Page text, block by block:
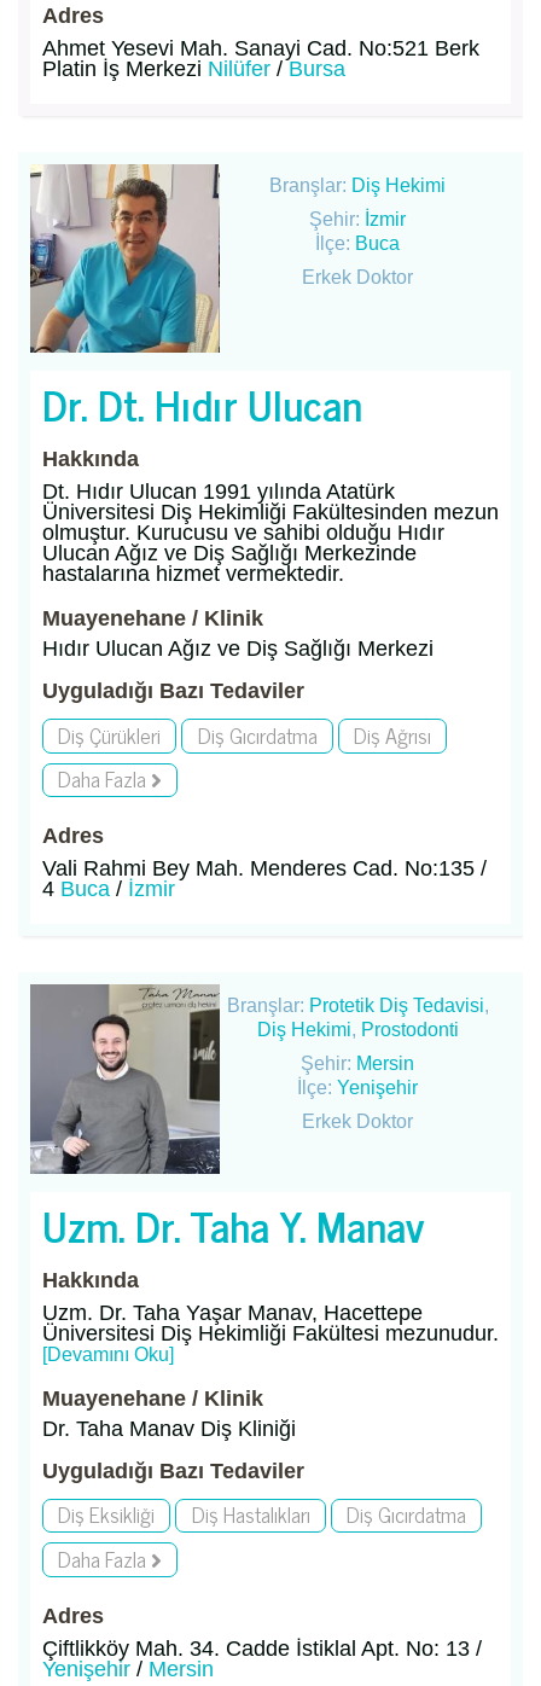
Adres
Ahmet Yesevi Mah. Sanayi Cad. No:521 Berk
Platin İş Merkezi Nilüfer /Bursa
Branşlar: Diş Hekimi
Şehir: İzmir
İlçe: Buca
Erkek Doktor
Dr. Dt. Hıdır Ulucan
Hakkında
Dt. Hıdır Ulucan 1991 yılında Atatürk
Üniversitesi Diş Hekimliği Fakültesinden mezun
olmuştur. Kurucusu ve sahibi olduğu Hıdır
Ulucan Ağız ve Diş Sağlığı Merkezinde
hastalarına hizmet vermektedir.
Muayenehane / Klinik
Hıdır Ulucan Ağız ve Diş Sağlığı Merkezi
Uyguladığı Bazı Tedaviler
Diş Çürükleri Diş Gıcırdatma
Diş Ağrısı
Daha Fazla
Adres
Vali Rahmi Bey Mah. Menderes Cad. No:135 /
4 Buca / İzmir
Branşlar: Protetik Diş Tedavisi,
Diş Hekimi, Prostodonti
Şehir: Mersin
İlçe:Yenişehir
Erkek Doktor
Uzm. Dr. Taha Y. Manav
Hakkında
Uzm. Dr. Taha Yaşar Manav, Hacettepe
Üniversitesi Diş Hekimliği Fakültesi mezunudur.
[Devamını Oku]
Muayenehane / Klinik
Dr. Taha Manav Diş Kliniği
Uyguladığı Bazı Tedaviler
Diş Eksikliği Diş Hastalıkları
Diş Gıcırdatma
Daha Fazla
Adres
Çiftlikköy Mah. 34. Cadde İstiklal Apt. No: 13 /
Yenişehir / Mersin